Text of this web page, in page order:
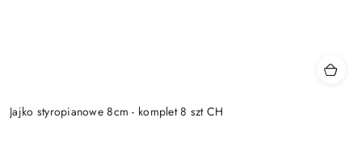
Jajko styropianowe 8cm - komplet 8 szt CH